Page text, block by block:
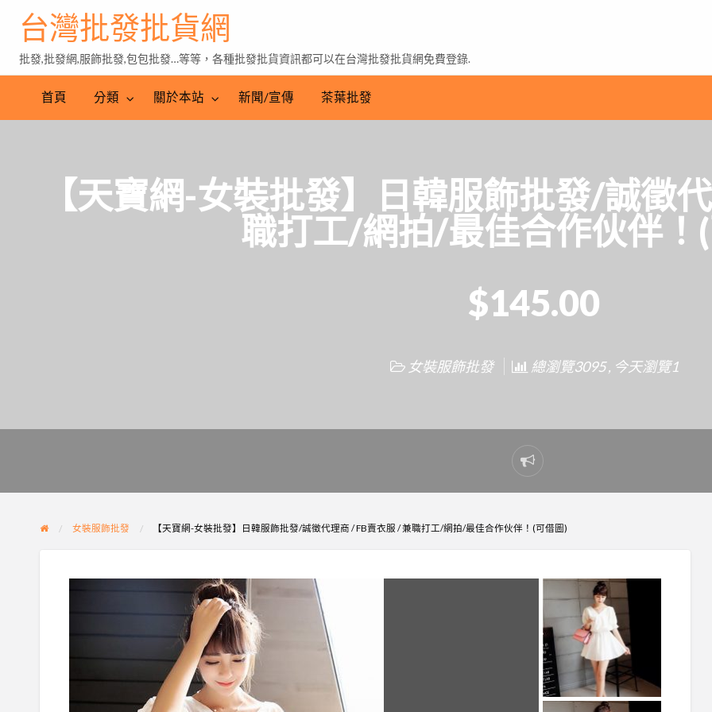
茶
發
台灣批發批貨網
批發,批發網,服飾批發,包包批發…等等，各種批發批貨資訊都可以在台灣批發批貨網免費登錄.
首頁 分類 關於本站 新聞/宣傳 茶葉批發
【天寶網-女裝批發】日韓服飾批發/誠徵
職打工/網拍/最佳合作伙伴！
$145.00
女裝服飾批發 總瀏覽3095 , 今天瀏覽1
Report
problem
女裝服飾批發 【天寶網-女裝批發】日韓服飾批發/誠徵代理商 / FB賣衣服 / 兼職打工/網拍/最佳合作伙伴！(可借圖)